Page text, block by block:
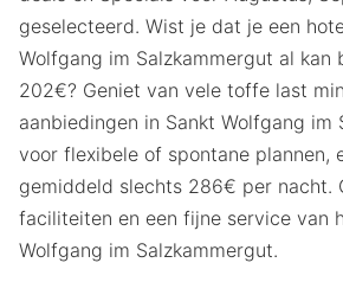
geselecteerd. Wist je dat je een
Wolfgang im Salzkammergut al kan
202€? Geniet van vele toffe last
aanbiedingen in Sankt Wolfgang im
voor flexibele of spontane plannen,
gemiddeld slechts 286€ per nacht.
faciliteiten en een fijne service van
Wolfgang im Salzkammergut.